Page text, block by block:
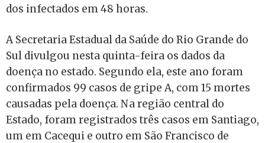
dos infectados em 48 horas.
A Secretaria Estadual da Saúde do Rio Grande do
Sul divulgou nesta quinta-feira os dados da
doença no estado. Segundo ela, este ano foram
confirmados 99 casos de gripe A, com 15 mortes
causadas pela doença. Na região central do
Estado, foram registrados três casos em Santiago,
um em Cacequi e outro em São Francisco de